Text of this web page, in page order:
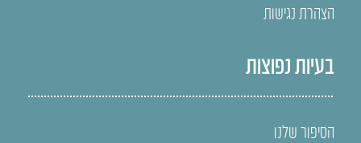
הצהרת נגישות
בעיות נפוצות
הסיפור שלנו